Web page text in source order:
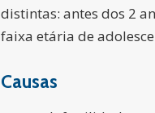
distintas: antes dos 2
faixa etária de
Causas